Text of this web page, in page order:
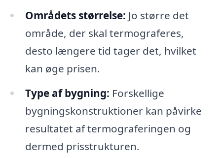
Områdets størrelse: Jo større det
område, der skal termograferes,
desto længere tid tager det, hvilket
kan øge prisen.
Type af bygning: Forskellige
bygningskonstruktioner kan påvirke
resultatet af termograferingen og
dermed prisstrukturen.